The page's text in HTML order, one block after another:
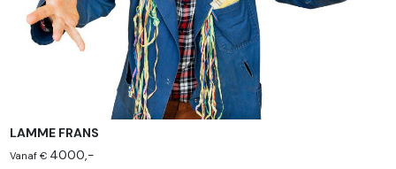
LAMME FRANS
Vanaf € 4000,-